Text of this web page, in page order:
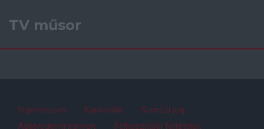
TV műsor
Impresszum Kapcsolat
Szerzői jog
Adatvédelmi irányelv
Felhasználói feltételek